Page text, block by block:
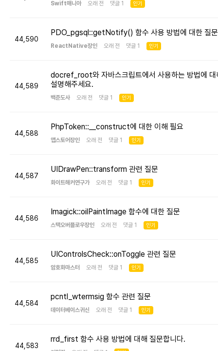
Swift매니아 오래 전 댓글 1 인기
44,590
PDO_pgsql::getNotify() 함수 사용 방법에 대한 질문
ReactNative장인 오래 전 댓글 1 인기
44,589
docref_root와 자바스크립트에서 사용하는 방법에 대
설명해주세요.
백준도사 오래 전 댓글 1 인기
44,588
PhpToken::__construct에 대한 이해 필요
앱스토어장인 오래 전 댓글 1 인기
44,587
UIDrawPen::transform 관련 질문
화이트해커연구가 오래 전 댓글 1 인기
44,586
Imagick::oilPaintImage 함수에 대한 질문
스택오버플로우장인 오래 전 댓글 1 인기
44,585
UIControlsCheck::onToggle 관련 질문
암호화마스터 오래 전 댓글 1 인기
44,584
pcntl_wtermsig 함수 관련 질문
데이터베이스귀신 오래 전 댓글 1 인기
44,583
rrd_first 함수 사용 방법에 대해 질문합니다.